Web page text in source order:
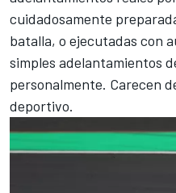
cuidadosamente
batalla, o ejecutadas con
simples adelantamientos
personalmente. Carecen
deportivo.